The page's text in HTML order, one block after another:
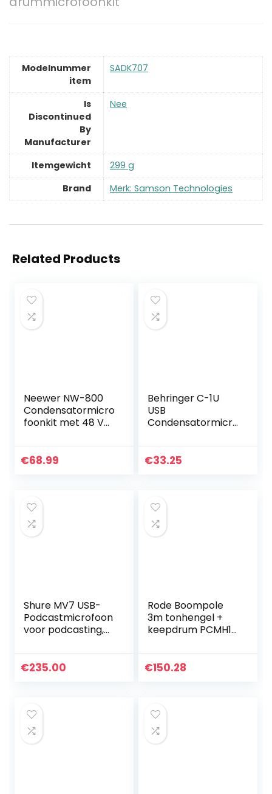
Modelnummer
item
‎SADK707
Is
Discontinued
By
Manufacturer
‎Nee
Itemgewicht
‎299 g
Brand
Merk: Samson Technologies
Related Products
Neewer NW-800
Condensatormicro
foonkit met 48 V
standaard met
€68.99
Behringer C-1U
USB
Condensatormicro
€33.25
Shure MV7 USB-
Podcastmicrofoon
voor podcasting,
gamen;
€235.00
Rode Boompole
3m tonhengel +
keepdrum PCMH1
€150.28